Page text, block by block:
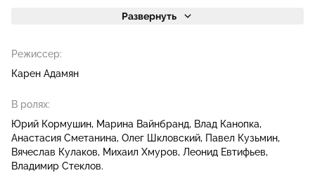
Развернуть
Режиссер:
Карен Адамян
В ролях:
Юрий Кормушин Марина Вайнбранд Влад Канопка
Анастасия Сметанина Олег Шкловский Павел Кузьмин
Вячеслав Кулаков
Михаил Хмуров Леонид Евтифьев
Владимир Стеклов.